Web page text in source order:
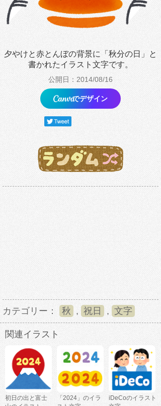
夕やけと赤とんぼの背景に「秋分の日」と
書かれたイラスト文字です。
公開日：2014/08/16
でデザイン
カテゴリー： 秋 , 祝日 , 文字
関連イラスト
初日の出と富士
「2024」のイラ
iDeCoのイラスト